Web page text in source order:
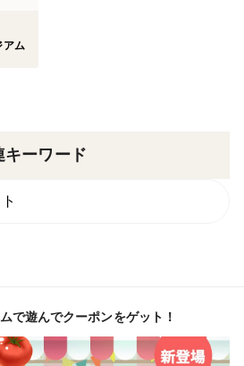
ム
キーワード
で遊んでクーポンをゲット！